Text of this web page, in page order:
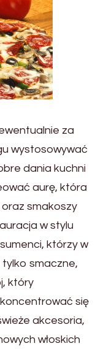
za
wystosowywać
dania kuchni
aurę, która
smakoszy
w stylu
którzy w
tylko smaczne,
który
się
akcesoria,
włoskich